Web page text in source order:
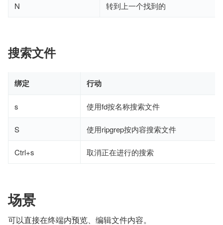
N 转到上一个找到的
搜索文件
绑定 行动
s 使用fd按名称搜索文件
S 使用ripgrep按内容搜索文件
Ctrl+s 取消正在进行的搜索
场景
可以直接在终端内预览、编辑文件内容。